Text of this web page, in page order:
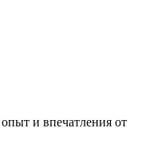
и впечатления от